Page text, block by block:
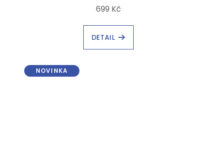
699 Kč
DETAIL
NOVINKA